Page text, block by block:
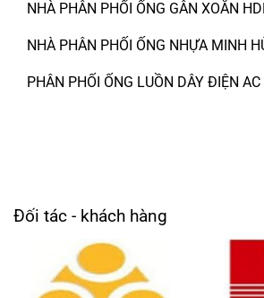
NHÀ PHÂN PHỐI ỐNG GÂN XOẮN
NHÀ PHÂN PHỐI ỐNG NHỰA MINH
PHÂN PHỐI ỐNG LUỒN DÂY ĐIỆN AC
Đối tác - khách hàng